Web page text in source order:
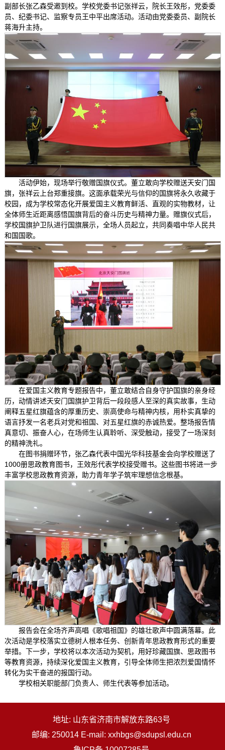
副部长张乙森受邀到校。学校党委书记张祥云，院长王效彤，党委委
员、纪委书记、监察专员王中平出席活动。活动由党委委员、副院长
蒋海升主持。
活动伊始，现场举行敬赠国旗仪式。董立敢向学校赠送天安门国
旗，张祥云上台郑重接旗。这面承载荣光与信仰的国旗将永久收藏于
校园，成为学校常态化开展爱国主义教育鲜活、直观的实物教材，让
全体师生近距离感悟国旗背后的奋斗历史与精神力量。赠旗仪式后，
学校国旗护卫队进行国旗展示，全场人员起立，共同奏唱中华人民共
和国国歌。
在爱国主义教育专题报告中，董立敢结合自身守护国旗的亲身经
历，动情讲述天安门国旗护卫背后一段段感人至深的真实故事，生动
阐释五星红旗蕴含的厚重历史、崇高使命与精神内核，用朴实真挚的
语言抒发一名老兵对党和祖国、对五星红旗的赤诚热爱。整场报告情
真意切、振奋人心，在场师生认真聆听、深受触动，接受了一场深刻
的精神洗礼。
在图书捐赠环节，张乙森代表中国光华科技基金会向学校赠送了
1000册思政教育图书，王效彤代表学校接受赠书。这些图书将进一步
丰富学校思政教育资源，助力青年学子筑牢理想信念根基。
报告会在全场齐声高唱《歌唱祖国》的雄壮歌声中圆满落幕。此
次活动是学校落实立德树人根本任务、创新青年思政教育形式的重要
举措。下一步，学校将以本次活动为契机，用好珍藏国旗、思政图书
等教育资源，持续深化爱国主义教育，引导全体师生把浓烈爱国情怀
转化为实干奋进的报国行动。
学校相关职能部门负责人、师生代表等参加活动。
地址: 山东省济南市解放东路63号
邮编: 250014 E-mail: xxhbgs@sdupsl.edu.cn